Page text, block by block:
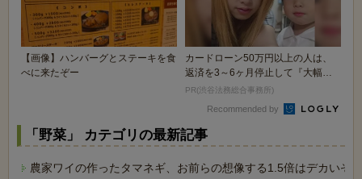
【画像】ハンバーグとステーキを食
べに来たぞー
カードローン50万円以上の人は、
返済を3～6ヶ月停止して『大幅に
減額してから返済...
PR(渋谷法務総合事務所)
Recommended by
「野菜」 カテゴリの最新記事
農家ワイの作ったタマネギ、お前らの想像する1.5倍はデカいぞ